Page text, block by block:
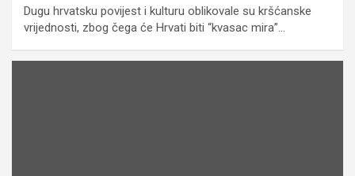
Dugu hrvatsku povijest i kulturu oblikovale su kršćanske
vrijednosti, zbog čega će Hrvati biti “kvasac mira”…